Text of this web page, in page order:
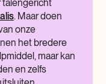
talengericht
. Maar doen
onze
het bredere
maar kan
en zelfs